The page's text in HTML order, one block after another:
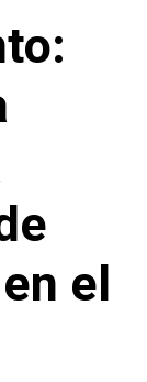
el